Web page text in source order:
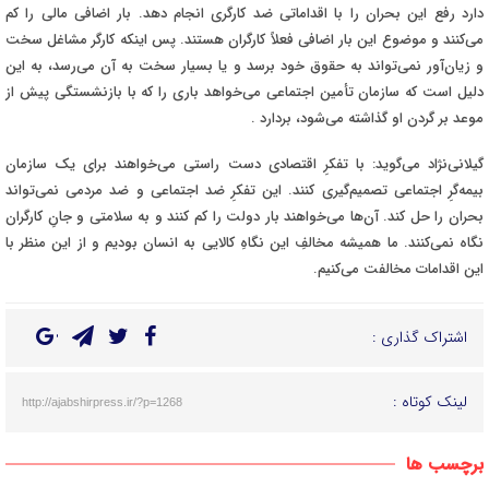
دارد رفع این بحران را با اقداماتی ضد کارگری انجام دهد. بار اضافی مالی را کم
می‌کنند و موضوع این بار اضافی فعلاً کارگران هستند. پس اینکه کارگر مشاغل سخت
و زیان‌آور نمی‌تواند به حقوق خود برسد و یا بسیار سخت به آن می‌رسد، به این
دلیل است که سازمان تأمین اجتماعی می‌خواهد باری را که با بازنشستگی پیش از
موعد بر گردن او گذاشته می‌شود، بردارد .
گیلانی‌نژاد می‌گوید: با تفکرِ اقتصادی دست راستی می‌خواهند برای یک سازمان
بیمه‌گرِ اجتماعی تصمیم‌گیری کنند. این تفکرِ ضد اجتماعی و ضد مردمی نمی‌تواند
بحران را حل کند. آن‌ها می‌خواهند بار دولت را کم کنند و به سلامتی و جانِ کارگران
نگاه نمی‌کنند. ما همیشه مخالفِ این نگاهِ کالایی به انسان بودیم و از این منظر با
این اقدامات مخالفت می‌کنیم.
اشتراک گذاری :
لینک کوتاه : http://ajabshirpress.ir/?p=1268
برچسب ها